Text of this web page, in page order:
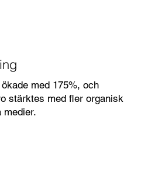
med 175%, och
stärktes med fler organisk
medier.